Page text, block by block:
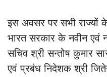
इस अवसर पर सभी राज्यों
भारत सरकार के नवीन एवं
सचिव श्री सन्तोष कुमार
एवं प्रबंध निदेशक श्री